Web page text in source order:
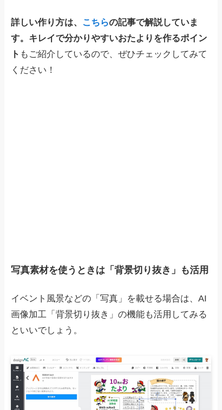
詳しい作り方は、 こちらの記事で解説していま
す。キレイで分かりやすいおたよりを作るポイン
ト もご紹介しているので、ぜひチェックしてみて
ください！
写真素材を使うときは「背景切り抜き」も活用
イベント風景などの「写真」を載せる場合は、AI
画像加工「背景切り抜き」の機能も活用してみる
といいでしょう。